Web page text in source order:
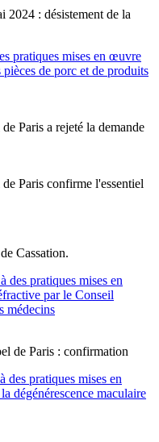
2024 : désistement de la
pratiques mises en œuvre
pièces de porc et de produits
Paris a rejeté la demande
Paris confirme l'essentiel
Cassation.
des pratiques mises en
par le Conseil
médecins
de Paris : confirmation
des pratiques mises en
dégénérescence maculaire